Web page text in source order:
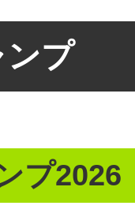
ンプ
プ2026